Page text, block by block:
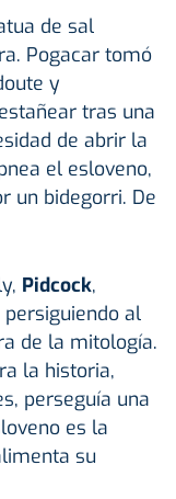
de sal
Pogacar tomó
y
tras una
de abrir la
el esloveno,
un bidegorri. De
Pidcock,
al
de la mitología.
la historia,
perseguía una
es la
su